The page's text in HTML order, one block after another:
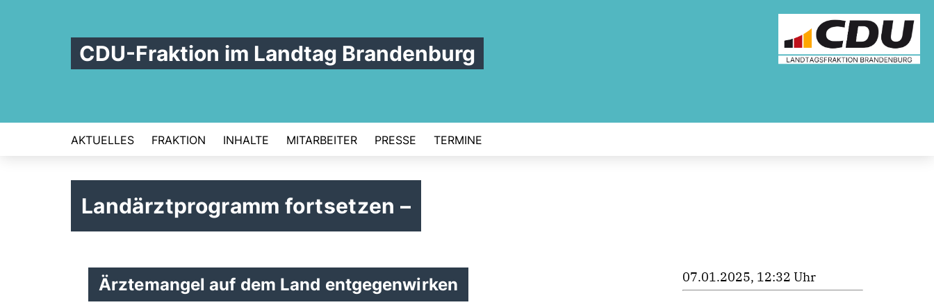
CDU-Fraktion im Landtag Brandenburg
AKTUELLES FRAKTION INHALTE MITARBEITER PRESSE TERMINE
Landärztprogramm fortsetzen –
Ärztemangel auf dem Land entgegenwirken 07.01.2025, 12:32 Uhr